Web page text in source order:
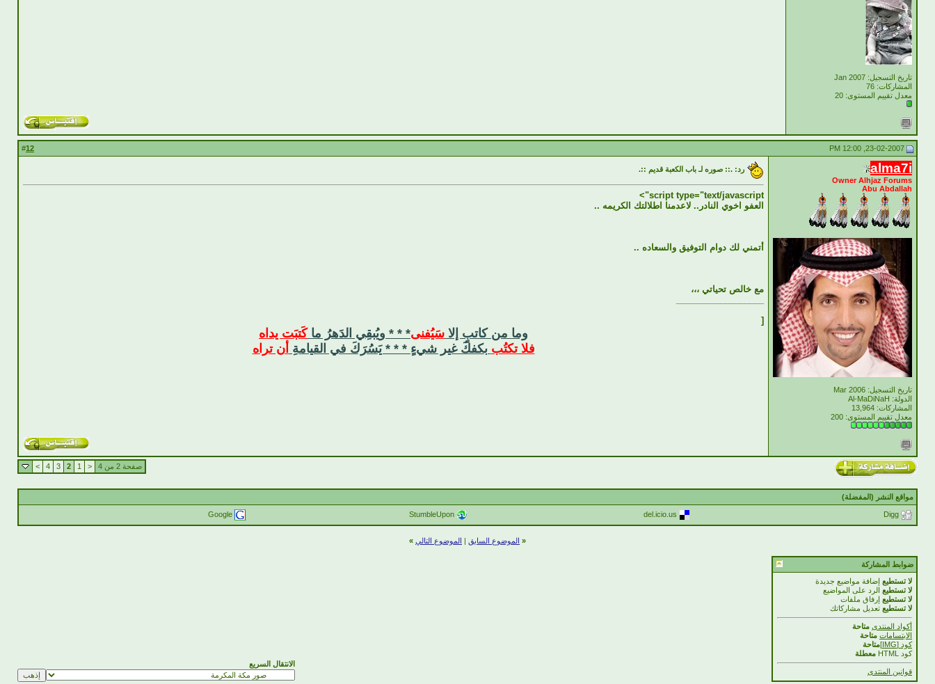
تاريخ التسجيل: Jan 2007
المشاركات: 76
معدل تقييم المستوى: 20
12
alma7i
Owner Alhjaz Forums
Abu Abdallah
تاريخ التسجيل: Mar 2006
الدولة: Al-MaDiNaH
المشاركات: 13,964
معدل تقييم المستوى: 200
رد: .:: صوره لـ باب الكعبة قديم ::.
script type="text/javascript">
العفو اخوي النادر.. لاعدمنا اطلالتك الكريمه ..
أتمني لك دوام التوفيق والسعاده ..
مع خالص تحياتي ،،،
[
وما من كاتبٍ إلا سَيُفنى* * * ويُبقِي الدَهرُ ماكَتبَت يداه
فلا تكتُب بكفكَ غير شيءٍ * * * يَسُرَكَ في القيامةِ أن تراه
صفحة 2 من 4 <
1
2
3
4
>
مواقع النشر (المفضلة)
Digg
del.icio.us
StumbleUpon
Google
« الموضوع السابق الموضوع التالي »
ضوابط المشاركة
لا تستطيع إضافة مواضيع جديدة
لا تستطيع الرد على المواضيع
لا تستطيع إرفاق ملفات
لا تستطيع تعديل مشاركاتك
أكواد المنتدى متاحة
الابتسامات متاحة
كود [IMG]
متاحة
كود HTML
معطلة
قوانين المنتدى
الانتقال السريع